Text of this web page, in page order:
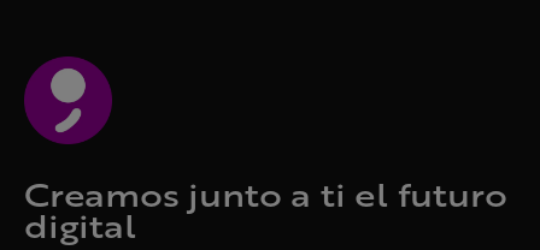
Creamos junto a ti el futuro
digital